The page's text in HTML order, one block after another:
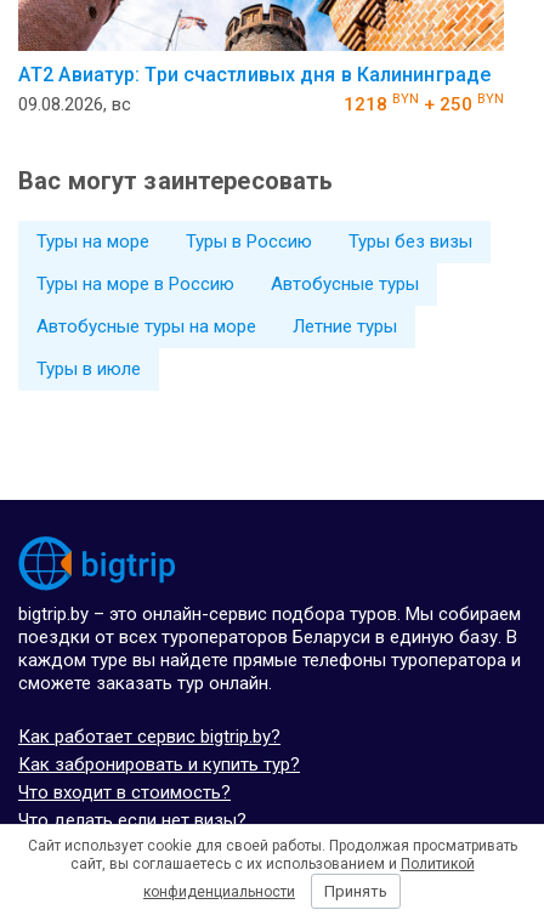
АT2 Авиатур: Три счастливых дня в Калининграде
09.08.2026, вс 1218 BYN + 250 BYN
Вас могут заинтересовать
Туры на море Туры в Россию
Туры без визы
Туры на море в Россию
Автобусные туры
Автобусные туры на море
Летние туры
Туры в июле
bigtrip.by – это онлайн-сервис подбора туров. Мы собираем
поездки от всех туроператоров Беларуси в единую базу. В
каждом туре вы найдете прямые телефоны туроператора и
сможете заказать тур онлайн.
Как работает сервис bigtrip.by?
Как забронировать и купить тур?
Что входит в стоимость?
Что делать если нет визы?
Связаться с разработчиками
Условия использования
Сайт использует cookie для своей работы. Продолжая просматривать
сайт, вы соглашаетесь с их использованием и Политикой
конфиденциальности
Принять